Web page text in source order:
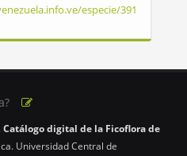
especie/391
Catálogo digital de la Ficoflora de
Universidad Central de